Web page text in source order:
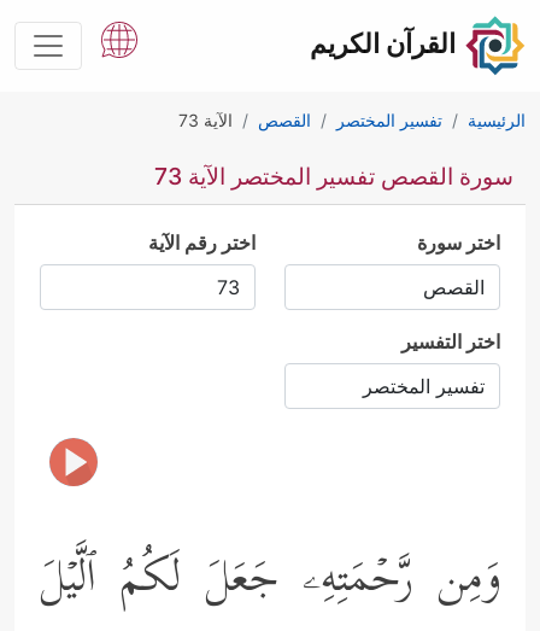
القرآن الكريم
الرئيسية تفسير المختصر القصص الآية 73
سورة القصص تفسير المختصر الآية 73
اختر سورة اختر رقم الآية
اختر التفسير
وَمِن رَّحۡمَتِهِۦ جَعَلَ لَكُمُ ٱلَّیۡلَ